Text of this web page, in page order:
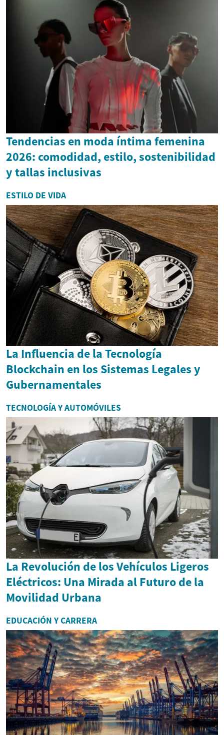
Tendencias en moda íntima femenina
2026: comodidad, estilo, sostenibilidad
y tallas inclusivas
ESTILO DE VIDA
La Influencia de la Tecnología
Blockchain en los Sistemas Legales y
Gubernamentales
TECNOLOGÍA Y AUTOMÓVILES
La Revolución de los Vehículos Ligeros
Eléctricos: Una Mirada al Futuro de la
Movilidad Urbana
EDUCACIÓN Y CARRERA